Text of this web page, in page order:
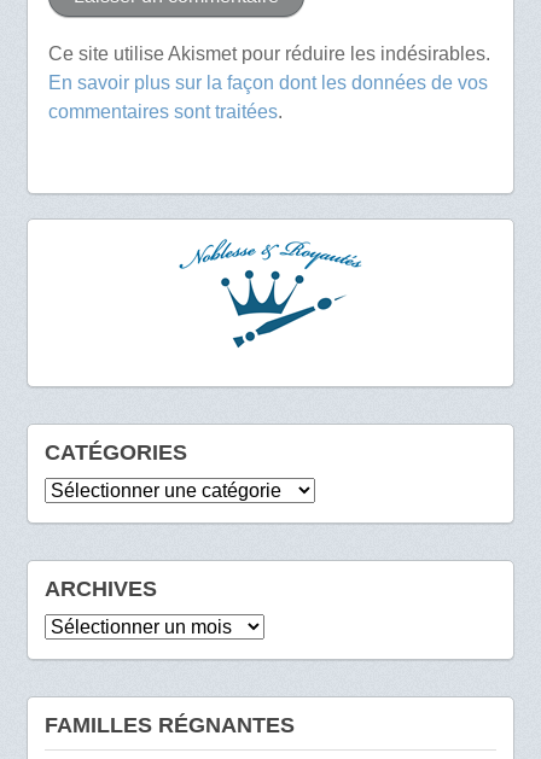
Ce site utilise Akismet pour réduire les indésirables.
En savoir plus sur la façon dont les données de vos
commentaires sont traitées.
CATÉGORIES
Catégories
ARCHIVES
Archives
FAMILLES RÉGNANTES